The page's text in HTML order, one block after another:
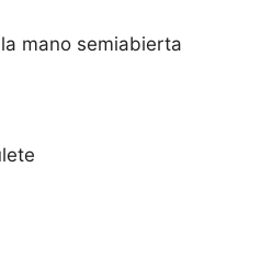
mano semiabierta